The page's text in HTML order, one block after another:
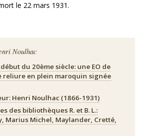
le 22 mars 1931.
Noulhac
du 20ème siècle: une EO de
reliure en plein maroquin signée
Henri Noulhac (1866-1931)
des bibliothèques R. et B. L.:
Marius Michel, Maylander, Cretté,